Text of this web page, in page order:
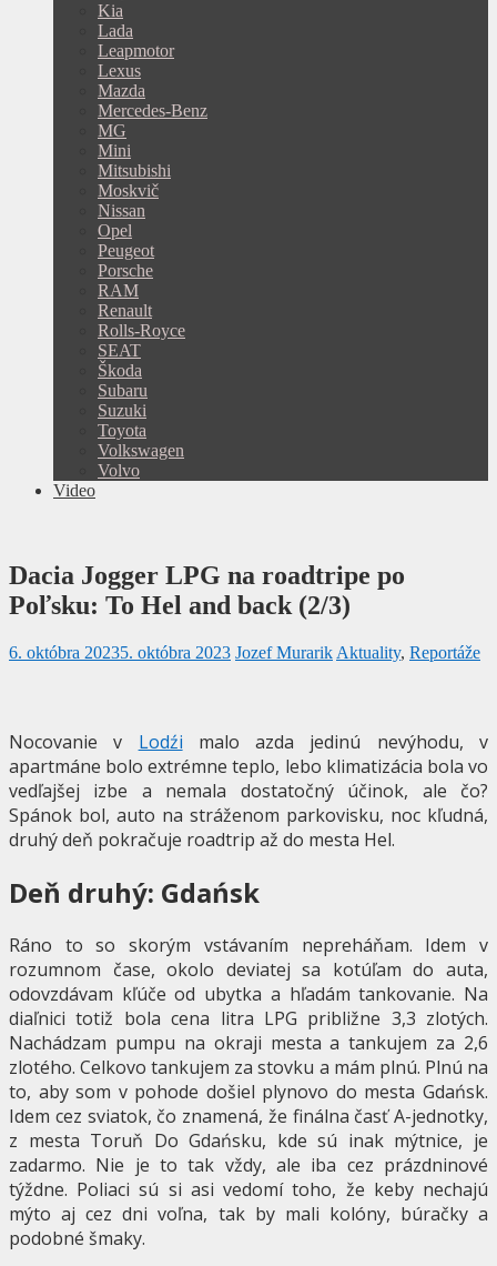
Kia
Lada
Leapmotor
Lexus
Mazda
Mercedes-Benz
MG
Mini
Mitsubishi
Moskvič
Nissan
Opel
Peugeot
Porsche
RAM
Renault
Rolls-Royce
SEAT
Škoda
Subaru
Suzuki
Toyota
Volkswagen
Volvo
Video
Dacia Jogger LPG na roadtripe po
Poľsku: To Hel and back (2/3)
6. októbra 20235. októbra 2023 Jozef Murarik Aktuality, Reportáže
Nocovanie v Lodźi malo azda jedinú nevýhodu, v
apartmáne bolo extrémne teplo, lebo klimatizácia bola vo
vedľajšej izbe a nemala dostatočný účinok, ale čo?
Spánok bol, auto na stráženom parkovisku, noc kľudná,
druhý deň pokračuje roadtrip až do mesta Hel.
Deň druhý: Gdańsk
Ráno to so skorým vstávaním nepreháňam. Idem v
rozumnom čase, okolo deviatej sa kotúľam do auta,
odovzdávam kľúče od ubytka a hľadám tankovanie. Na
diaľnici totiž bola cena litra LPG približne 3,3 zlotých.
Nachádzam pumpu na okraji mesta a tankujem za 2,6
zlotého. Celkovo tankujem za stovku a mám plnú. Plnú na
to, aby som v pohode došiel plynovo do mesta Gdańsk.
Idem cez sviatok, čo znamená, že finálna časť A-jednotky,
z mesta Toruň Do Gdańsku, kde sú inak mýtnice, je
zadarmo. Nie je to tak vždy, ale iba cez prázdninové
týždne. Poliaci sú si asi vedomí toho, že keby nechajú
mýto aj cez dni voľna, tak by mali kolóny, búračky a
podobné šmaky.